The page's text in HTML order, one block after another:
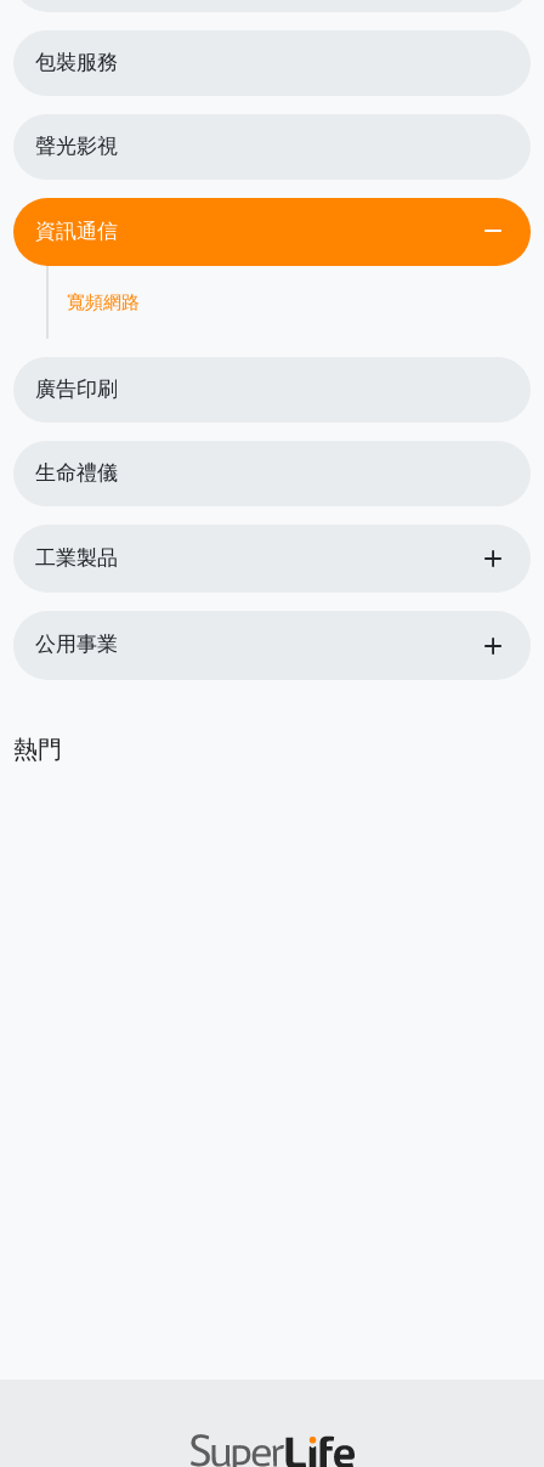
包裝服務
聲光影視
資訊通信 remove
寬頻網路
廣告印刷
生命禮儀
工業製品 add
公用事業 add
熱門